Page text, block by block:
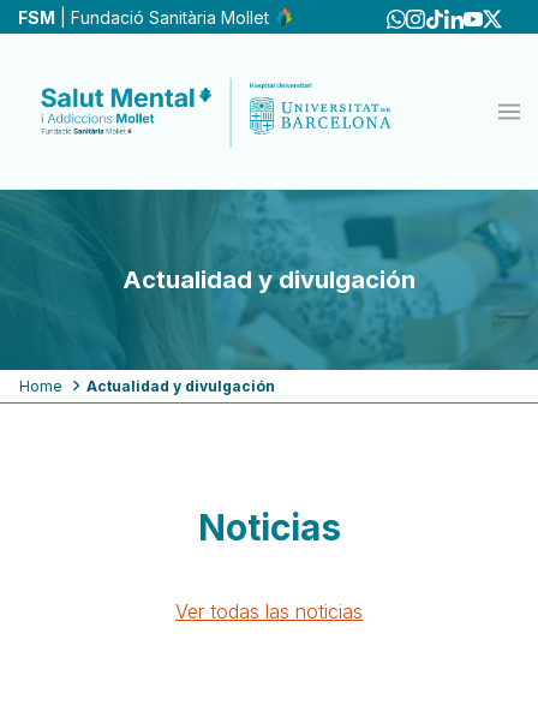
Skip
content
FSM | Fundació Sanitària Mollet
Actualidad y divulgación
Breadcrumb
Home Actualidad y divulgación
Noticias
Ver todas las noticias